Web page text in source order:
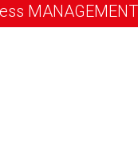
MANAGEMENT